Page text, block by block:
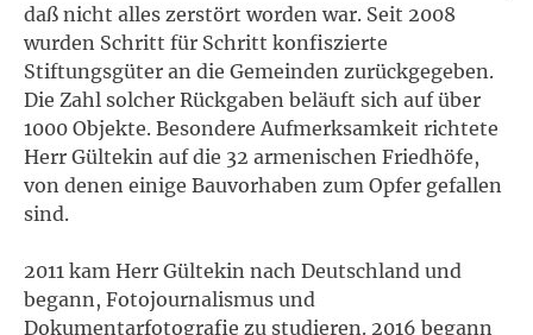
daß nicht alles zerstört worden war. Seit 2008
wurden Schritt für Schritt konfiszierte
Stiftungsgüter an die Gemeinden zurückgegeben.
Die Zahl solcher Rückgaben beläuft sich auf über
1000 Objekte. Besondere Aufmerksamkeit richtete
Herr Gültekin auf die 32 armenischen Friedhöfe,
von denen einige Bauvorhaben zum Opfer gefallen
sind.
2011 kam Herr Gültekin nach Deutschland und
begann, Fotojournalismus und
Dokumentarfotografie zu studieren. 2016 begann